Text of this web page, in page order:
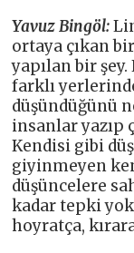
Yavuz Bingöl:
ortaya çıkan bir
yapılan bir
farklı
düşündüğünü
insanlar yazıp
Kendisi gibi
giyinmeyen
düşüncelere
kadar tepki
hoyratça,